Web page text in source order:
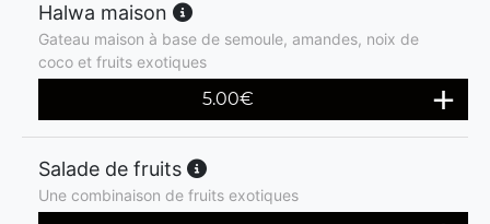
Halwa maison
Gateau maison à base de semoule, amandes, noix de
coco et fruits exotiques
5.00€
Salade de fruits
Une combinaison de fruits exotiques